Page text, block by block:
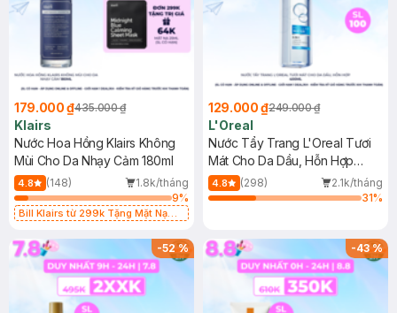
179.000 ₫435.000 ₫
Klairs
Nước Hoa Hồng Klairs Không
Mùi Cho Da Nhạy Cảm 180ml
4.8 (148)
1.8k/tháng
9%
Bill Klairs từ 299k Tặng Mặt Nạ
25ml (SL Có Hạn)
129.000 ₫249.000 ₫
L'Oreal
Nước Tẩy Trang L'Oreal Tươi
Mát Cho Da Dầu, Hỗn Hợp
400ml
4.8 (298)
2.1k/tháng
31%
-52% -43%